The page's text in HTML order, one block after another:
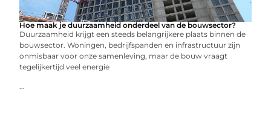
Hoe maak je duurzaamheid onderdeel van de bouwsector?
Duurzaamheid krijgt een steeds belangrijkere plaats binnen de
bouwsector. Woningen, bedrijfspanden en infrastructuur zijn
onmisbaar voor onze samenleving, maar de bouw vraagt
tegelijkertijd veel energie
...